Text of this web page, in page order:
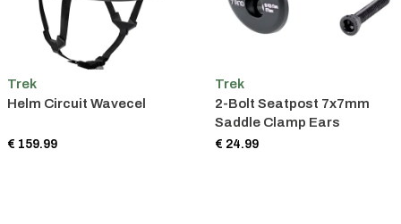
Trek
Helm Circuit Wavecel
€ 159.99
Trek
2-Bolt Seatpost 7x7mm
Saddle Clamp Ears
€ 24.99